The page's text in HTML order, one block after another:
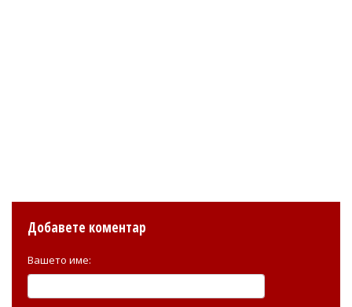
Добавете коментар
Вашето име: